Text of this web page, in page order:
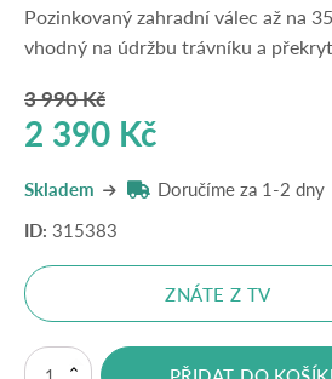
Pozinkovaný zahradní válec až na
vhodný na údržbu trávníku a
3 990Kč
Původní
cena
byla:
3
990 Kč.
2 390 Kč
cena
2
390 Kč.
Skladem Doručíme za 1-2 dny
ID: 315383
ZNÁTE Z TV
Válec